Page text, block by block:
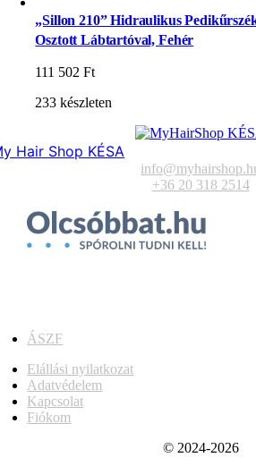
„Sillon 210” Hidraulikus
Osztott Lábtartóval, Fehér
111 502Ft
233 készleten
Hair Shop KÉSA
+36 20 318 2514
ÁSZF
Elállási nyilatkozat
Adatvédelem
Kapcsolat
Fiókom
© 2024-2026